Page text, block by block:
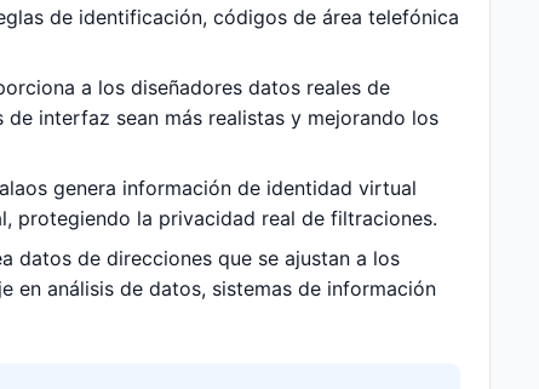
de identificación, códigos de área telefónica
a los diseñadores datos reales de
interfaz sean más realistas y mejorando los
genera información de identidad virtual
protegiendo la privacidad real de filtraciones.
datos de direcciones que se ajustan a los
en análisis de datos, sistemas de información